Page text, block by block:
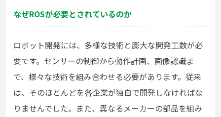
なぜROSが必要とされているのか
ロボット開発には、多様な技術と膨大な開発工数が必
要です。センサーの制御から動作計画、画像認識ま
で、様々な技術を組み合わせる必要があります。従来
は、そのほとんどを各企業が独自で開発しなければな
りませんでした。また、異なるメーカーの部品を組み